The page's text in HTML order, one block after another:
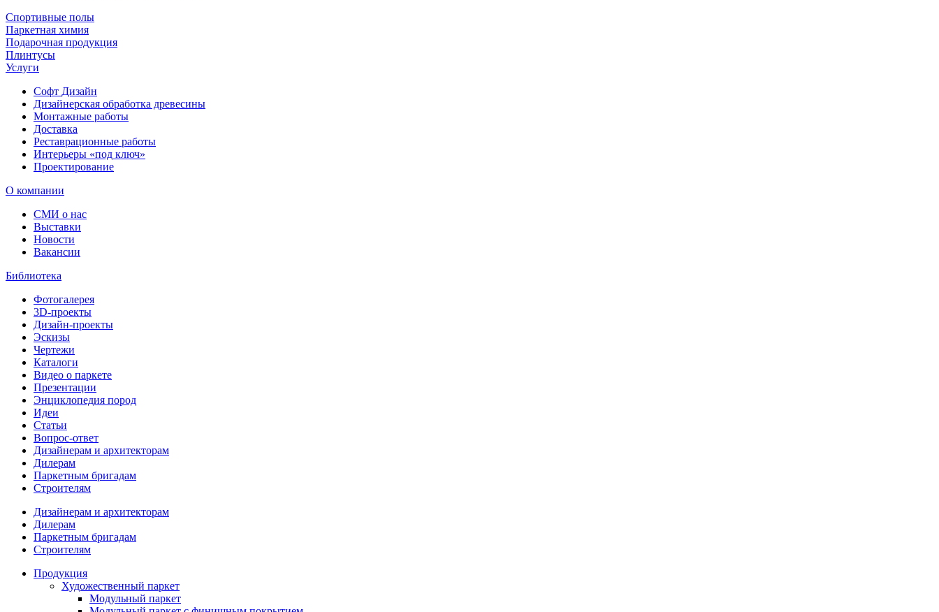
Спортивные полы
Паркетная химия
Подарочная продукция
Плинтусы
Услуги
Софт Дизайн
Дизайнерская обработка древесины
Монтажные работы
Доставка
Реставрационные работы
Интерьеры «под ключ»
Проектирование
О компании
СМИ о нас
Выставки
Новости
Вакансии
Библиотека
Фотогалерея
3D-проекты
Дизайн-проекты
Эскизы
Чертежи
Каталоги
Видео о паркете
Презентации
Энциклопедия пород
Идеи
Статьи
Вопрос-ответ
Дизайнерам и архитекторам
Дилерам
Паркетным бригадам
Строителям
Дизайнерам и архитекторам
Дилерам
Паркетным бригадам
Строителям
Продукция
Художественный паркет
Модульный паркет